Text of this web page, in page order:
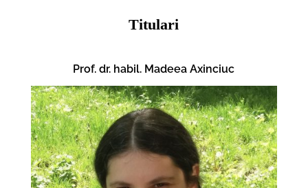
Titulari
Prof. dr. habil. Madeea Axinciuc